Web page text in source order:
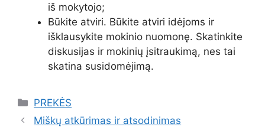
iš mokytojo;
Būkite atviri. Būkite atviri idėjoms ir
išklausykite mokinio nuomonę. Skatinkite
diskusijas ir mokinių įsitraukimą, nes tai
skatina susidomėjimą.
Kategorijos
PREKĖS
Miškų atkūrimas ir atsodinimas